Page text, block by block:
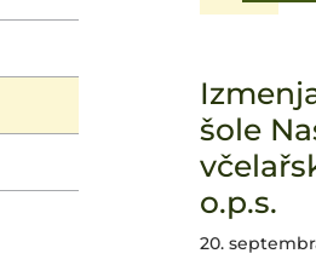
šole
o.p.s.
20.